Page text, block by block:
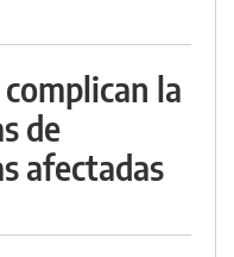
la
de
afectadas